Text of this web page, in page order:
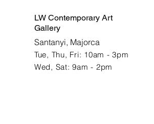
LW Contemporary Art
Gallery
Santanyi, Majorca
Tue, Thu, Fri: 10am - 3pm
Wed, Sat: 9am - 2pm